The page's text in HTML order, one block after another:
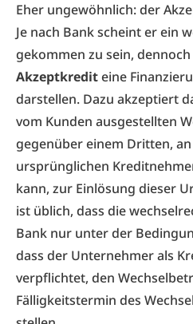
Eher ungewöhnlich: der
Je nach Bank scheint er ein
gekommen zu sein,
Akzeptkrediteine
darstellen. Dazu akzeptiert
vom Kunden ausgestellten
gegenüber einem Dritten,
ursprünglichen
kann, zur Einlösung dieser
ist üblich, dass die
Bank nur unter der
dass der Unternehmer als
verpflichtet, den
Fälligkeitstermin des